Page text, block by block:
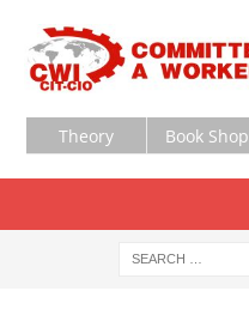
Theory Book Shop